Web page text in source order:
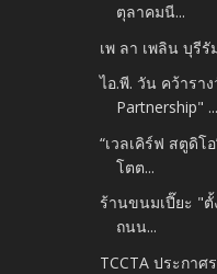
ตุลาคมนี...
เพ ลา เพลิน บุรีรั
ไอ.พี. วัน คว้ารา
Partnership" ...
“เวลเคิร์ฟ สตูดิโ
โตต...
ร้านขนมเปี๊ยะ "
ถนน...
TCCTA ประกา